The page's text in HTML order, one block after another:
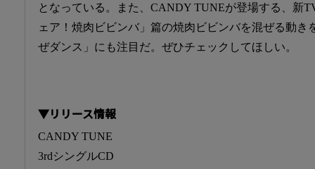
となっている。また、CANDY TUNEが登場する、新
ェア！焼肉ビビンバ」篇の焼肉ビビンバを混ぜる動き
ぜダンス」にも注目だ。ぜひチェックしてほしい。
▼リリース情報
CANDY TUNE
3rdシングルCD